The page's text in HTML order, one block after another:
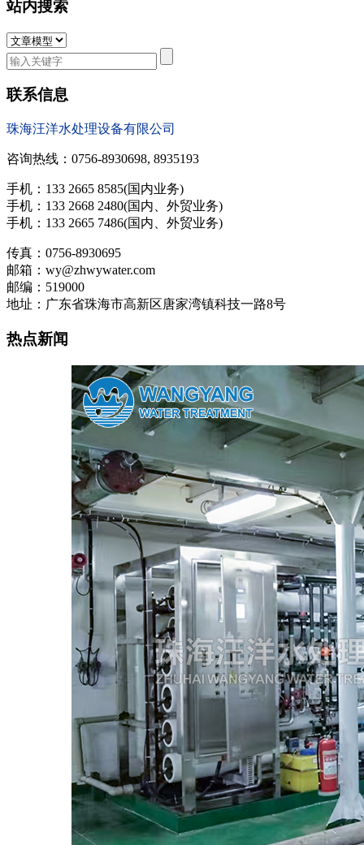
站内搜索
联系信息
珠海汪洋水处理设备有限公司
咨询热线：0756-8930698, 8935193
手机：133 2665 8585(国内业务)
手机：133 2668 2480(国内、外贸业务)
手机：133 2665 7486(国内、外贸业务)
传真：0756-8930695
邮箱：wy@zhwywater.com
邮编：519000
地址：广东省珠海市高新区唐家湾镇科技一路8号
热点新闻